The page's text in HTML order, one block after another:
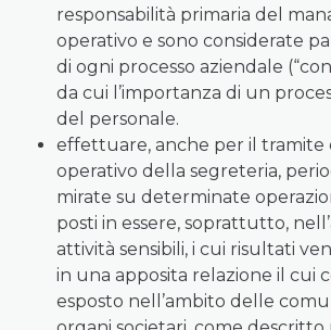
responsabilità primaria del
operativo e sono considerate
di ogni processo aziendale
da cui l’importanza di un
del personale.
effettuare, anche per il tramite
operativo della segreteria,
mirate su determinate
posti in essere, soprattutto,
attività sensibili, i cui risultati
in una apposita relazione il cui
esposto nell’ambito delle